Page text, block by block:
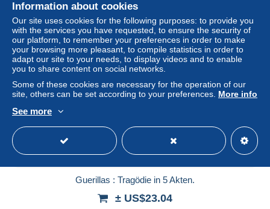
Status
Guerillas : Tragödie in 5 Akten.
± US$23.04
Information about cookies
Our site uses cookies for the following purposes: to provide you
with the services you have requested, to ensure the security of
our platform, to remember your preferences in order to make
your browsing more pleasant, to compile statistics in order to
adapt our site to your needs, to display videos and to enable
you to share content on social networks.
Some of these cookies are necessary for the operation of our
site, others can be set according to your preferences. More info
See more